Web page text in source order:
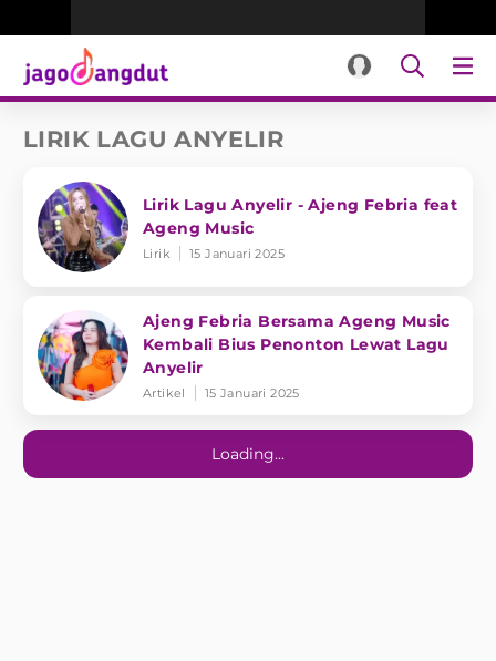
LIRIK LAGU ANYELIR
Lirik Lagu Anyelir - Ajeng Febria feat
Ageng Music
Lirik 15 Januari 2025
Ajeng Febria Bersama Ageng Music
Kembali Bius Penonton Lewat Lagu
Anyelir
Artikel 15 Januari 2025
Loading...